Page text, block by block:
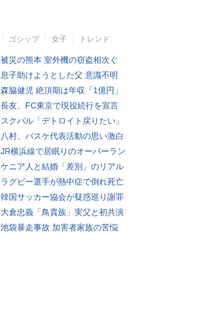
ゴシップ 女子 トレンド
被災の熊本 室外機の窃盗相次ぐ
息子助けようとした父 意識不明
森脇健児 絶頂期は年収「1億円」
長友、FC東京で現役続行を宣言
スクバル「デトロイト戻りたい」
八村、バスケ代表活動の思い激白
JR横浜線で居眠りのオーバーラン
ケニア人と結婚「差別」のリアル
ラグビー選手が熱中症で倒れ死亡
韓国サッカー協会が疑惑巡り謝罪
大倉忠義「鳥貴族」実父と初共演
池袋暴走事故 加害者家族の苦悩